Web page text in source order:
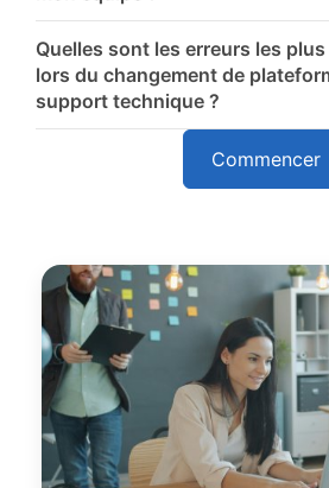
Quelles sont les erreurs les
lors du changement de
support technique ?
Commencer